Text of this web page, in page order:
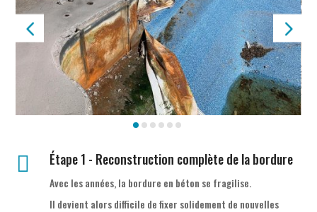
 Étape 1 - Reconstruction complète de la bordure
Avec les années, la bordure en béton se fragilise.
Il devient alors difficile de fixer solidement de nouvelles